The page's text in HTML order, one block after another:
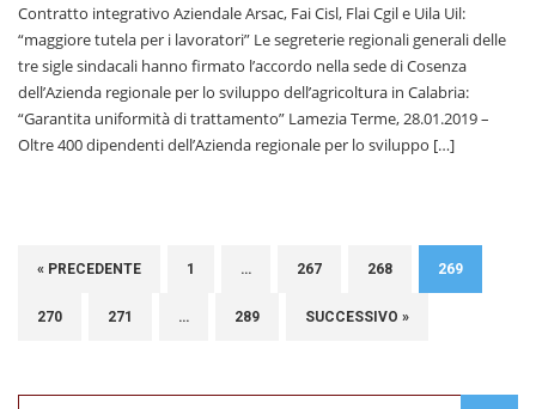
Contratto integrativo Aziendale Arsac, Fai Cisl, Flai Cgil e Uila Uil:
“maggiore tutela per i lavoratori” Le segreterie regionali generali delle
tre sigle sindacali hanno firmato l’accordo nella sede di Cosenza
dell’Azienda regionale per lo sviluppo dell’agricoltura in Calabria:
“Garantita uniformità di trattamento” Lamezia Terme, 28.01.2019 –
Oltre 400 dipendenti dell’Azienda regionale per lo sviluppo […]
« PRECEDENTE 1 … 267 268 269
270 271 … 289 SUCCESSIVO »